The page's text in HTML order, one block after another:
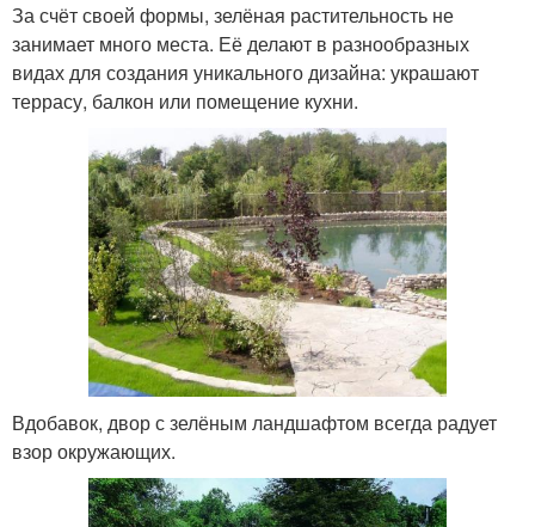
За счёт своей формы, зелёная растительность не
занимает много места. Её делают в разнообразных
видах для создания уникального дизайна: украшают
террасу, балкон или помещение кухни.
Вдобавок, двор с зелёным ландшафтом всегда радует
взор окружающих.